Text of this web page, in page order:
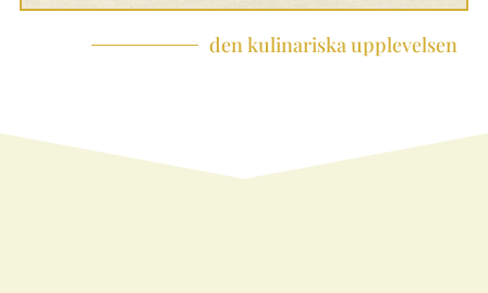
den kulinariska upplevelsen